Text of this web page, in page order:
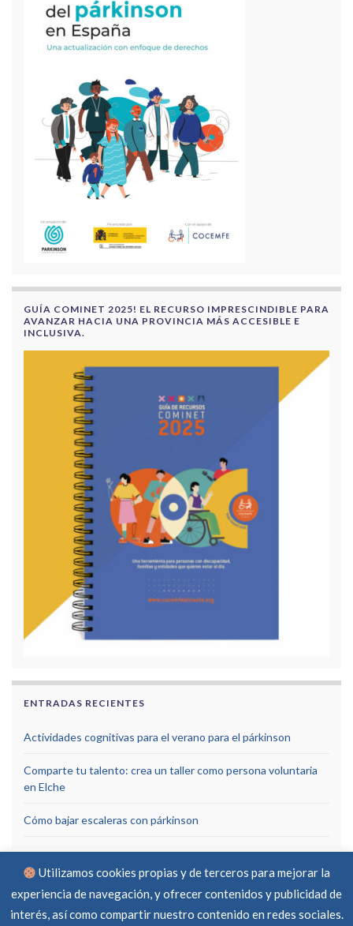
GUÍA COMINET 2025! EL RECURSO IMPRESCINDIBLE PARA
AVANZAR HACIA UNA PROVINCIA MÁS ACCESIBLE E
INCLUSIVA.
ENTRADAS RECIENTES
Actividades cognitivas para el verano para el párkinson
Comparte tu talento: crea un taller como persona voluntaria
en Elche
Cómo bajar escaleras con párkinson
Utilizamos cookies propias y de terceros para mejorar la
experiencia de navegación, y ofrecer contenidos y publicidad de
interés, así como compartir nuestro contenido en redes sociales.